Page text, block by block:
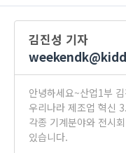
김진성 기자
안녕하세요~산업1부
우리나라 제조업 혁신
각종 기계분야와 전시
있습니다.